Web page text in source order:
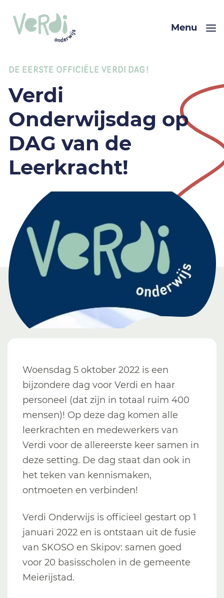
Menu
DE EERSTE OFFICIËLE VERDI DAG!
Verdi
Onderwijsdag op
DAG van de
Leerkracht!
Woensdag 5 oktober 2022 is een
bijzondere dag voor Verdi en haar
personeel (dat zijn in totaal ruim 400
mensen)! Op deze dag komen alle
leerkrachten en medewerkers van
Verdi voor de allereerste keer samen in
deze setting. De dag staat dan ook in
het teken van kennismaken,
ontmoeten en verbinden!
Verdi Onderwijs is officieel gestart op 1
januari 2022 en is ontstaan uit de fusie
van SKOSO en Skipov: samen goed
voor 20 basisscholen in de gemeente
Meierijstad.